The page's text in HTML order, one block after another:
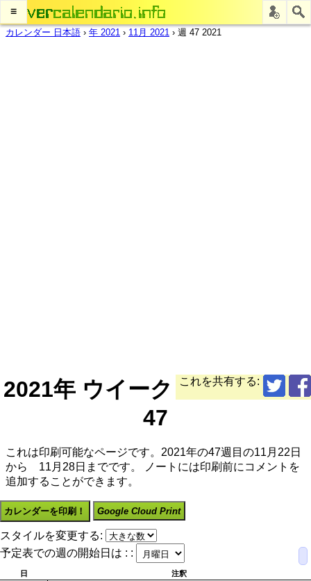
≡
カレンダー 日本語 › 年 2021 › 11月 2021 › 週 47 2021
これを共有する:
2021年 ウイーク
47
これは印刷可能なページです。2021年の47週目の11月22日
から 11月28日までです。 ノートには印刷前にコメントを
追加することができます。
カレンダーを印刷！ Google Cloud Print
スタイルを変更する:
予定表での週の開始日は : :
日 注釈